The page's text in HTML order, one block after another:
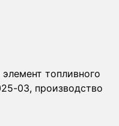
топливного
03, производство